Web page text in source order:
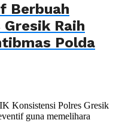
Berbuah
Raih
Polda
Konsistensi Polres Gresik
guna memelihara